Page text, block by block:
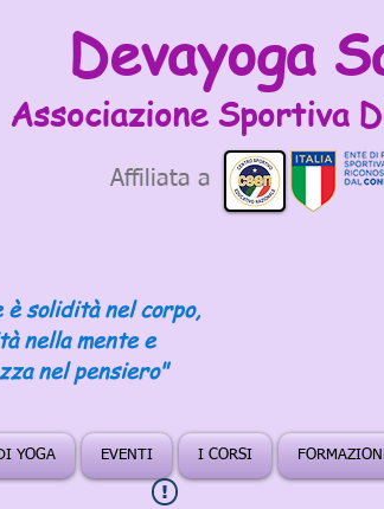
Devayoga
Associazione Sportiva
Affiliata a
è solidità nel corpo,
nella mente e
nel pensiero"
YOGA EVENTI I CORSI